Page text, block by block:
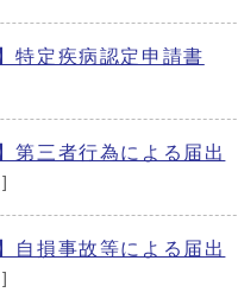
特定疾病認定申請書
第三者行為による届出
自損事故等による届出